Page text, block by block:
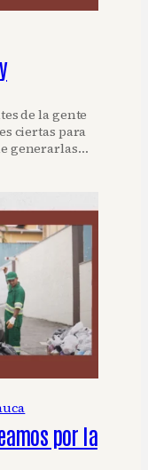
de la gente
ciertas para
generarlas…
por la